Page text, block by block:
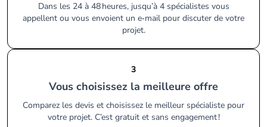
Dans les 24 à 48 heures, jusqu’à 4 spécialistes vous
appellent ou vous envoient un e‑mail pour discuter de votre
projet.
3
Vous choisissez la meilleure offre
Comparez les devis et choisissez le meilleur spécialiste pour
votre projet. C’est gratuit et sans engagement !